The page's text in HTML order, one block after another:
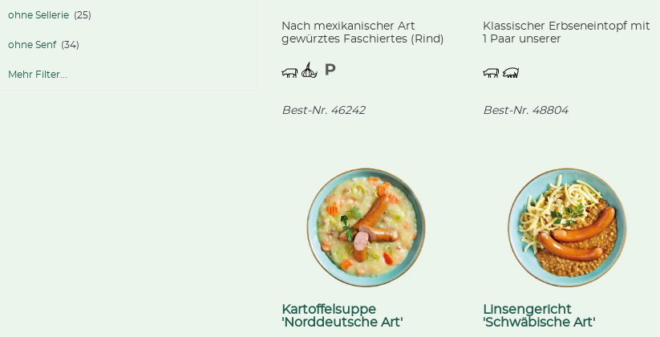
ohne Sellerie (25)
ohne Senf (34)
Mehr Filter...
Nach mexikanischer Art
gewürztes Faschiertes (Rind)
Herstellung, mit roten
Kidney-Bohnen, Erdäpfeln,
Best-Nr. 46242
Klassischer Erbseneintopf mit
1 Paar unserer
Würstchen, verfeinert mit
Suppengrün.
Best-Nr. 48804
Kartoffelsuppe
'Norddeutsche Art'
Linsengericht
'Schwäbische Art'